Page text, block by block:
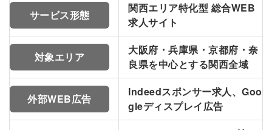
サービス形態
関西エリア特化型 総合WEB
求人サイト
対象エリア
大阪府・兵庫県・京都府・奈
良県を中心とする関西全域
外部WEB広告
Indeedスポンサー求人、Goo
gleディスプレイ広告